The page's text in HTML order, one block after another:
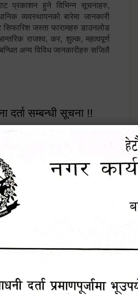
प्रकाशन हुने विभिन्न सूचनाहरु,
व्यवस्थापनको बारेमा जानकारी
सिफारिश जस्ता फारामहरु डाउनलोड
राजश्व, कर, शुल्क, महत्वपूर्ण
अन्य विविध जानकारीहरु सजिलै
दर्ता सम्बन्धी सूचना !!
घटना दर्ता सम्बन्धी सूचना !!
नं. ९८४१६४५३५६ (टोल
शव बहान चालकको नं.
सम्पर्क नं. ९८४१६४५३५६ (टोल फ्रि
चालकको नं. ९८४९५०५६००